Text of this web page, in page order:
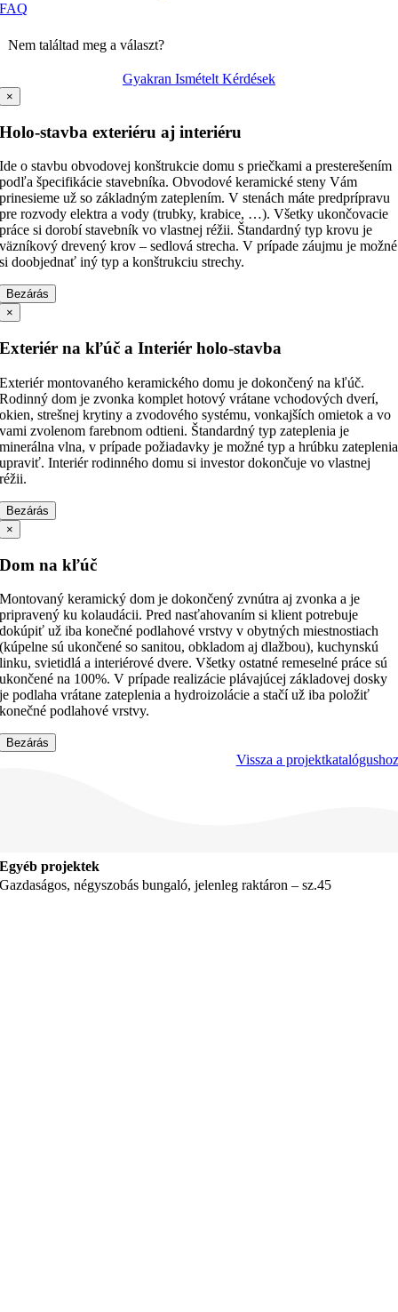
FAQ
Nem találtad meg a választ?
Gyakran Ismételt Kérdések
×
Holo-stavba exteriéru aj interiéru
Ide o stavbu obvodovej konštrukcie domu s priečkami a presterešením
podľa špecifikácie stavebníka. Obvodové keramické steny Vám
prinesieme už so základným zateplením. V stenách máte predprípravu
pre rozvody elektra a vody (trubky, krabice, …). Všetky ukončovacie
práce si dorobí stavebník vo vlastnej réžii. Štandardný typ krovu je
väzníkový drevený krov – sedlová strecha. V prípade záujmu je možné
si doobjednať iný typ a konštrukciu strechy.
Bezárás
×
Exteriér na kľúč a Interiér holo-stavba
Exteriér montovaného keramického domu je dokončený na kľúč.
Rodinný dom je zvonka komplet hotový vrátane vchodových dverí,
okien, strešnej krytiny a zvodového systému, vonkajších omietok a vo
vami zvolenom farebnom odtieni. Štandardný typ zateplenia je
minerálna vlna, v prípade požiadavky je možné typ a hrúbku zateplenia
upraviť. Interiér rodinného domu si investor dokončuje vo vlastnej
réžii.
Bezárás
×
Dom na kľúč
Montovaný keramický dom je dokončený zvnútra aj zvonka a je
pripravený ku kolaudácii. Pred nasťahovaním si klient potrebuje
dokúpiť už iba konečné podlahové vrstvy v obytných miestnostiach
(kúpelne sú ukončené so sanitou, obkladom aj dlažbou), kuchynskú
linku, svietidlá a interiérové dvere. Všetky ostatné remeselné práce sú
ukončené na 100%. V prípade realizácie plávajúcej základovej dosky
je podlaha vrátane zateplenia a hydroizolácie a stačí už iba položiť
konečné podlahové vrstvy.
Bezárás
Vissza a projektkatalógushoz
Egyéb projektek
Gazdaságos, négyszobás bungaló, jelenleg raktáron – sz.45